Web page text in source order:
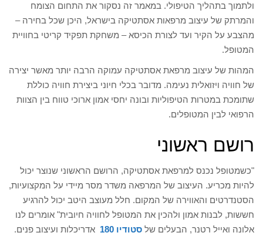
ולתמוך בתהליך הטיפולי. במאמר זה נסקור את התחום הצומח
והמרתק של עיצוב מרפאות אסתטיקה בישראל, היכן שכל בחירה –
מהצבע על הקיר ועד לצורת הכיסא – משחקת תפקיד קריטי בחוויית
המטופל.
המהות של עיצוב מרפאת אסתטיקה עמוקה הרבה יותר מאשר יצירה
של חוויה ויזואלית נעימה. מדובר בכלי חיוני ביצירת חוויה כוללת
שתומכת במטרות הטיפוליות ובונה יחסי אמון ארוכי טווח בין הצוות
הרפואי לבין המטופלים.
רושם ראשוני
"כשמטופל נכנס למרפאת אסתטיקה, הרושם הראשוני שנוצר יכול
להיות מכריע. העיצוב של המרפאה משדר מסר מיידי על המקצועיות,
הסטנדרטים והאווירה של המקום. חלל מעוצב היטב יכול להרגיע
חששות, לבנות אמון ולהכין את המטופל לחוויה חיובית" אומרים לנו
אלונה ואייל רטנר, הבעלים של סטודיו 180 אדריכלות ועיצוב פנים.